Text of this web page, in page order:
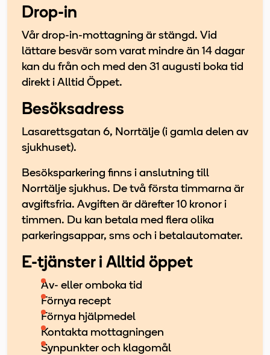
Drop-in
Vår drop-in-mottagning är stängd. Vid
lättare besvär som varat mindre än 14 dagar
kan du från och med den 31 augusti boka tid
direkt i Alltid Öppet.
Besöksadress
Lasarettsgatan 6, Norrtälje (i gamla delen av
sjukhuset).
Besöksparkering finns i anslutning till
Norrtälje sjukhus. De två första timmarna är
avgiftsfria. Avgiften är därefter 10 kronor i
timmen. Du kan betala med flera olika
parkeringsappar, sms och i betalautomater.
E-tjänster i Alltid öppet
Av- eller omboka tid
Förnya recept
Förnya hjälpmedel
Kontakta mottagningen
Synpunkter och klagomål